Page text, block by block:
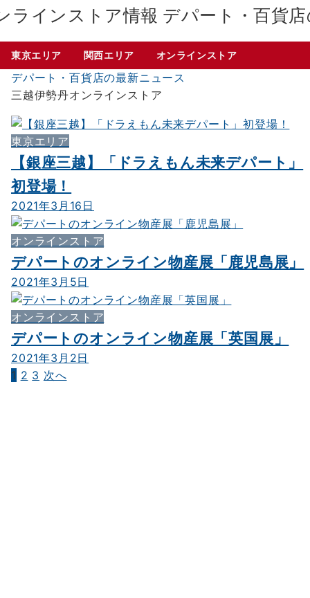
デパート・百貨
東京エリア 関西エリア オンラインストア
デパート・百貨店の最新ニュース
三越伊勢丹オンラインストア
東京エリア
【銀座三越】「ドラえもん未来デパート」
初登場！
2021年3月16日
オンラインストア
デパートのオンライン物産展「鹿児島展」
2021年3月5日
オンラインストア
デパートのオンライン物産展「英国展」
2021年3月2日
投
1 2 3 次へ